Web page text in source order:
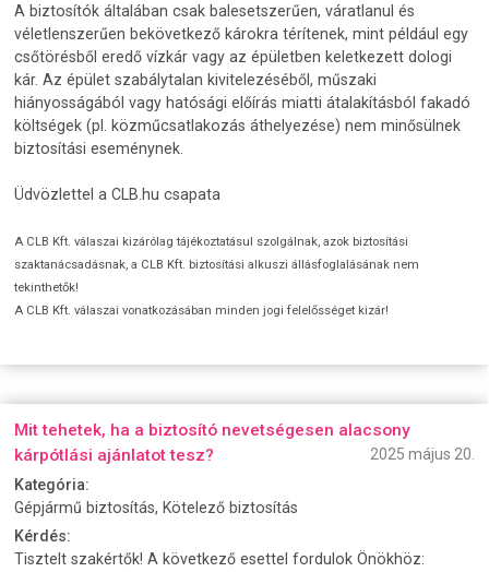
A biztosítók általában csak balesetszerűen, váratlanul és
véletlenszerűen bekövetkező károkra térítenek, mint például egy
csőtörésből eredő vízkár vagy az épületben keletkezett dologi
kár. Az épület szabálytalan kivitelezéséből, műszaki
hiányosságából vagy hatósági előírás miatti átalakításból fakadó
költségek (pl. közműcsatlakozás áthelyezése) nem minősülnek
biztosítási eseménynek.
Üdvözlettel a CLB.hu csapata
A CLB Kft. válaszai kizárólag tájékoztatásul szolgálnak, azok biztosítási
szaktanácsadásnak, a CLB Kft. biztosítási alkuszi állásfoglalásának nem
tekinthetők!
A CLB Kft. válaszai vonatkozásában minden jogi felelősséget kizár!
Mit tehetek, ha a biztosító nevetségesen alacsony
kárpótlási ajánlatot tesz?
2025 május 20.
Kategória:
Gépjármű biztosítás, Kötelező biztosítás
Kérdés:
Tisztelt szakértők! A következő esettel fordulok Önökhöz: